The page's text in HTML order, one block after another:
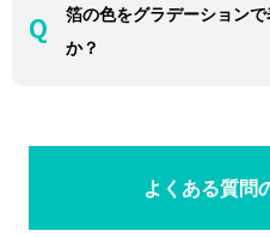
箔の色をグラデーション
か？
よくある質問